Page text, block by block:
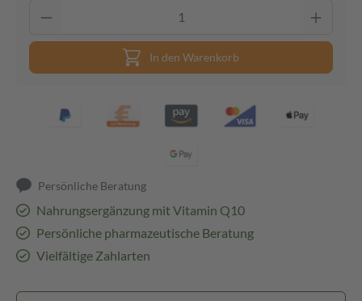
In den Warenkorb
Persönliche Beratung
Nahrungsergänzung mit Vitamin Q10
Persönliche pharmazeutische Beratung
Vielfältige Zahlarten